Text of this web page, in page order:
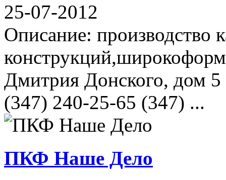
25-07-2012
Описание: производство
Дмитрия Донского, дом
(347) 240-25-65 (347) ...
ПКФ Наше Дело